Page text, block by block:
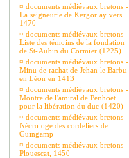
¤ documents médiévaux bretons -
La seigneurie de Kergorlay vers
1470
¤ documents médiévaux bretons -
Liste des témoins de la fondation
de St-Aubin du Cormier (1225)
¤ documents médiévaux bretons -
Minu de rachat de Jehan le Barbu
en Léon en 1413
¤ documents médiévaux bretons -
Montre de l'amiral de Penhoet
pour la libération du duc (1420)
¤ documents médiévaux bretons -
Nécrologe des cordeliers de
Guingamp
¤ documents médiévaux bretons -
Plouescat, 1450